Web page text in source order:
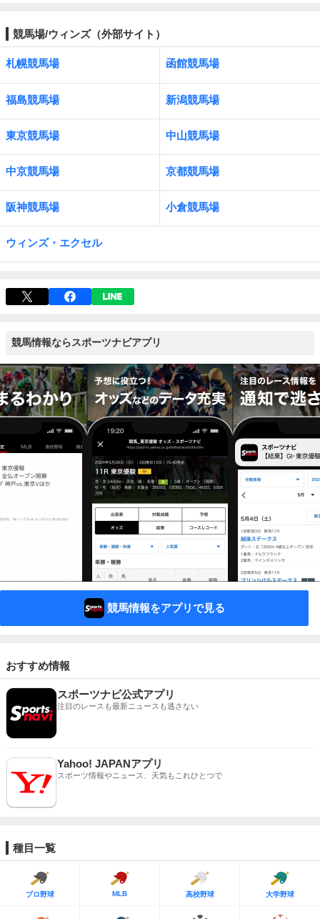
競馬場/ウィンズ（外部サイト）
札幌競馬場 函館競馬場
福島競馬場 新潟競馬場
東京競馬場 中山競馬場
中京競馬場 京都競馬場
阪神競馬場 小倉競馬場
ウィンズ・エクセル
競馬情報ならスポーツナビアプリ
競馬情報をアプリで見る
おすすめ情報
スポーツナビ公式アプリ
注目のレースも最新ニュースも逃さない
Yahoo! JAPANアプリ
スポーツ情報やニュース、天気もこれひとつで
種目一覧
プロ野球 MLB 高校野球 大学野球